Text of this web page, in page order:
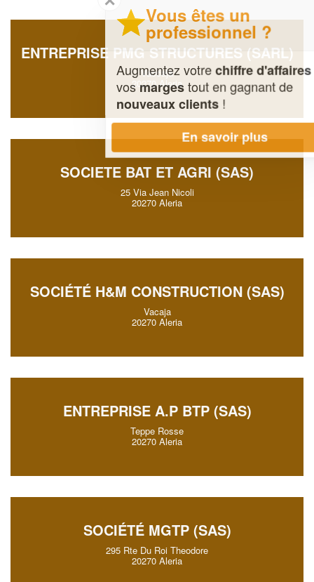
ENTREPRISE PMG STRUCTURES (SARL)
Vaccaja
20270 Aleria
SOCIETE BAT ET AGRI (SAS)
25 Via Jean Nicoli
20270 Aleria
SOCIÉTÉ H&M CONSTRUCTION (SAS)
Vacaja
20270 Aleria
ENTREPRISE A.P BTP (SAS)
Teppe Rosse
20270 Aleria
SOCIÉTÉ MGTP (SAS)
295 Rte Du Roi Theodore
20270 Aleria
Vous êtes un
professionnel ?
Augmentez votrechiffre d'affaireset
margestout en gagnant de
nouveaux clients!
En savoir plus